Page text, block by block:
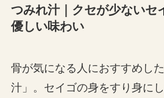
つみれ汁｜クセが少ないセ
優しい味わい
骨が気になる人におすすめし
汁」。セイゴの身をすり身に